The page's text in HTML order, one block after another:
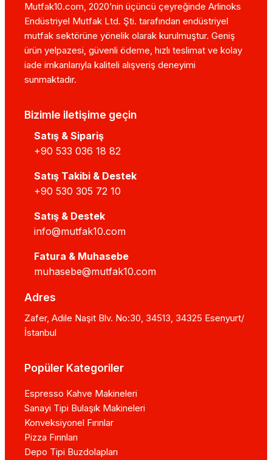
Mutfak10.com, 2020’nin üçüncü çeyreğinde Arlinoks
Endüstriyel Mutfak Ltd. Şti. tarafından endüstriyel
mutfak sektörüne yönelik olarak kurulmuştur. Geniş
ürün yelpazesi, güvenli ödeme, hızlı teslimat ve kolay
iade imkanlarıyla kaliteli alışveriş deneyimi
sunmaktadır.
Bizimle iletişime geçin
Satış & Sipariş
+90 533 036 18 82
Satış Takibi & Destek
+90 530 305 72 10
Satış & Destek
info@mutfak10.com
Fatura & Muhasebe
muhasebe@mutfak10.com
Adres
Zafer, Adile Naşit Blv. No:30, 34513, 34325 Esenyurt/
İstanbul
Popüler Kategoriler
Espresso Kahve Makineleri
Sanayi Tipi Bulaşık Makineleri
Konveksiyonel Fırınlar
Pizza Fırınları
Depo Tipi Buzdolapları